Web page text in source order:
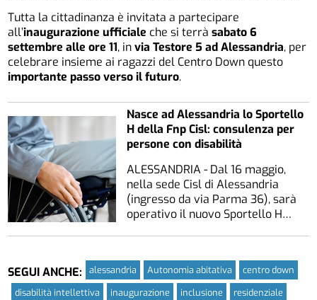
Tutta la cittadinanza è invitata a partecipare
all’inaugurazione ufficiale che si terràsabato 6
settembre alle ore 11, invia Testore 5 ad Alessandria, per
celebrare insieme ai ragazzi del Centro Down questo
importante passo verso il futuro.
Nasce ad Alessandria lo Sportello
H della Fnp Cisl: consulenza per
persone con disabilità
ALESSANDRIA - Dal 16 maggio,
nella sede Cisl di Alessandria
(ingresso da via Parma 36), sarà
operativo il nuovo Sportello H…
SEGUI ANCHE: alessandria Autonomia abitativa
centro down
disabilità intellettiva
inaugurazione inclusione
residenziale